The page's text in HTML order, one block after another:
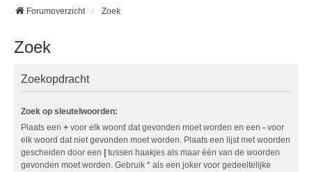
Forumoverzicht Zoek
Zoek
Zoekopdracht
Zoek op sleutelwoorden:
Plaats een + voor elk woord dat gevonden moet worden en een - voor
elk woord dat niet gevonden moet worden. Plaats een lijst met woorden
gescheiden door een
tussen haakjes als maar één van de woorden
gevonden moet worden. Gebruik * als een joker voor gedeeltelijke